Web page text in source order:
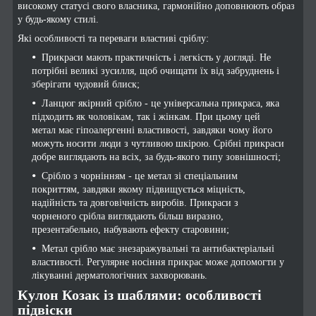
високому статусі свого власника, гармонійно доповнюють образ
у будь-якому стилі.
Які особливості та переваги властиві сріблу:
Прикраси мають практичність і легкість у догляді. Не
потрібні великі зусилля, щоб очищати їх від забруднень і
зберігати чудовий блиск;
Ланцюг якірний срібло - це універсальна прикраса, яка
підходить як чоловікам, так і жінкам. При цьому цей
метал має гіпоалергенні властивості, завдяки чому його
можуть носити люди з чутливою шкірою. Срібні прикраси
добре виглядають на всіх, за будь-якого типу зовнішності;
Срібло з чорнінням - це метал зі спеціальним
покриттям, завдяки якому підвищується міцність,
надійність та довговічність виробів. Прикраси з
чорненого срібла виглядають більш виразно,
презентабельно, набувають ефекту старовини;
Метал срібло має знезаражувальні та антибактеріальні
властивості. Регулярне носіння прикрас може допомогти у
лікуванні дерматологічних захворювань.
Кулон Козак із шаблями: особливості
підвіски